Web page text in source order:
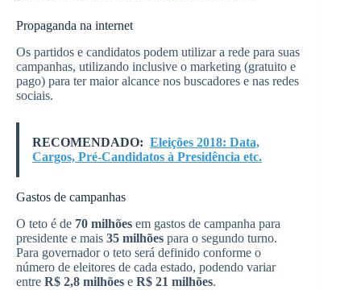
Propaganda na internet
Os partidos e candidatos podem utilizar a rede para suas
campanhas, utilizando inclusive o marketing (gratuito e
pago) para ter maior alcance nos buscadores e nas redes
sociais.
RECOMENDADO: Eleições 2018: Data,
Cargos, Pré-Candidatos à Presidência etc.
Gastos de campanhas
O teto é de 70 milhões em gastos de campanha para
presidente e mais 35 milhões para o segundo turno.
Para governador o teto será definido conforme o
número de eleitores de cada estado, podendo variar
entre R$ 2,8 milhões e R$ 21 milhões.